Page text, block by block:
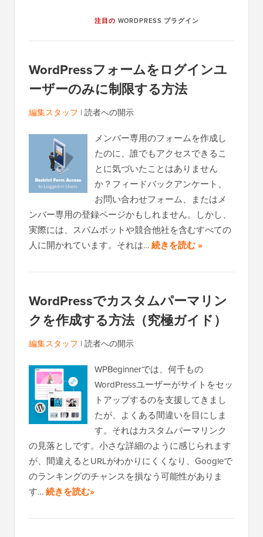
注目の WORDPRESS プラグイン
WordPressフォームをログインユ
ーザーのみに制限する方法
編集スタッフ | 読者への開示
メンバー専用のフォームを作成し
たのに、誰でもアクセスできるこ
とに気づいたことはありません
か？フィードバックアンケート、
お問い合わせフォーム、またはメ
ンバー専用の登録ページかもしれません。しかし、
実際には、スパムボットや競合他社を含むすべての
人に開かれています。それは…続きを読む »
WordPressでカスタムパーマリン
クを作成する方法（究極ガイド）
編集スタッフ | 読者への開示
WPBeginnerでは、何千もの
WordPressユーザーがサイトをセッ
トアップするのを支援してきまし
たが、よくある間違いを目にしま
す。それはカスタムパーマリンク
の見落としです。小さな詳細のように感じられます
が、間違えるとURLがわかりにくくなり、Googleで
のランキングのチャンスを損なう可能性がありま
す…続きを読む»